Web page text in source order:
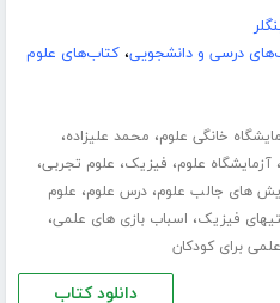
درسی و دانشجویی،کتاب‌های علوم
خانگی علوم، محمد علیزاده،
،آزمایشگاه علوم، فیزیک، علوم تجربی،
های جالب علوم،درس علوم، علوم
فیزیک، اسباب بازی های علمی،
برای کودکان
دانلود کتاب